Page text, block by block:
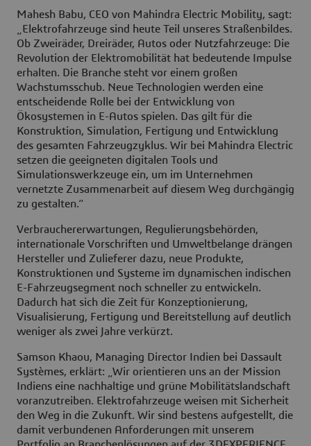
Mahesh Babu, CEO von Mahindra Electric Mobility, sagt:
„Elektrofahrzeuge sind heute Teil unseres Straßenbildes.
Ob Zweiräder, Dreiräder, Autos oder Nutzfahrzeuge: Die
Revolution der Elektromobilität hat bedeutende Impulse
erhalten. Die Branche steht vor einem großen
Wachstumsschub. Neue Technologien werden eine
entscheidende Rolle bei der Entwicklung von
Ökosystemen in E-Autos spielen. Das gilt für die
Konstruktion, Simulation, Fertigung und Entwicklung
des gesamten Fahrzeugzyklus. Wir bei Mahindra Electric
setzen die geeigneten digitalen Tools und
Simulationswerkzeuge ein, um im Unternehmen
vernetzte Zusammenarbeit auf diesem Weg durchgängig
zu gestalten.“
Verbrauchererwartungen, Regulierungsbehörden,
internationale Vorschriften und Umweltbelange drängen
Hersteller und Zulieferer dazu, neue Produkte,
Konstruktionen und Systeme im dynamischen indischen
E-Fahrzeugsegment noch schneller zu entwickeln.
Dadurch hat sich die Zeit für Konzeptionierung,
Visualisierung, Fertigung und Bereitstellung auf deutlich
weniger als zwei Jahre verkürzt.
Samson Khaou, Managing Director Indien bei Dassault
Systèmes, erklärt: „Wir orientieren uns an der Mission
Indiens eine nachhaltige und grüne Mobilitätslandschaft
voranzutreiben. Elektrofahrzeuge weisen mit Sicherheit
den Weg in die Zukunft. Wir sind bestens aufgestellt, die
damit verbundenen Anforderungen mit unserem